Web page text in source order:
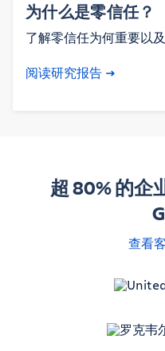
为什么是零信任？
了解零信任为何重要以
阅读研究报告
超 80% 的企
查看